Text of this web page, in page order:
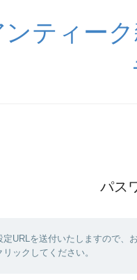
ティー
パス
URLを送付いたしますので、
ックしてください。